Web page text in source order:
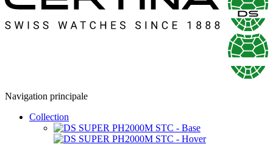
Navigation principale
Collection